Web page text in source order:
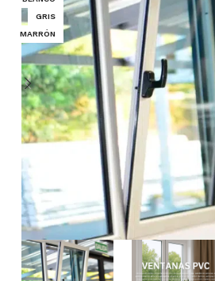
GRIS
MARRÓN